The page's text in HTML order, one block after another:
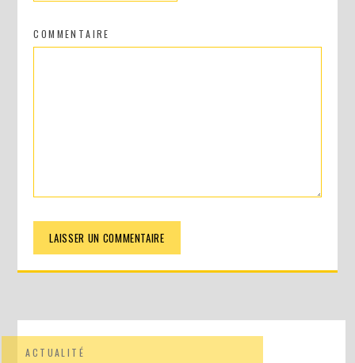
COMMENTAIRE
ACTUALITÉ